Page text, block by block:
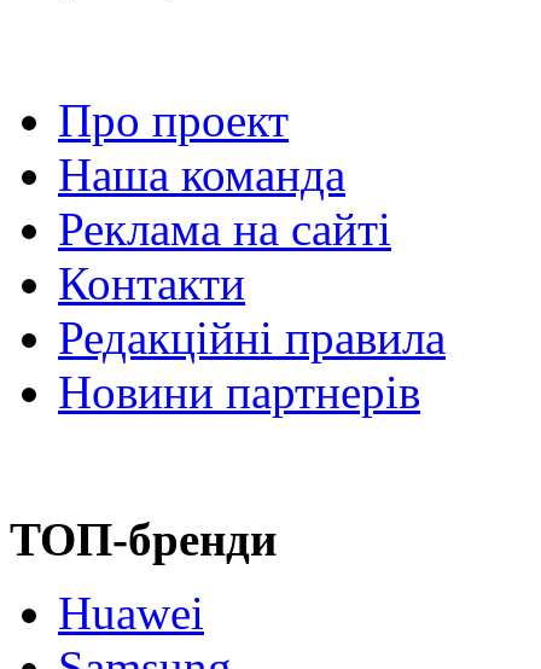
Про проект
Наша команда
Реклама на сайті
Контакти
Редакційні правила
Новини партнерів
ТОП-бренди
Huawei